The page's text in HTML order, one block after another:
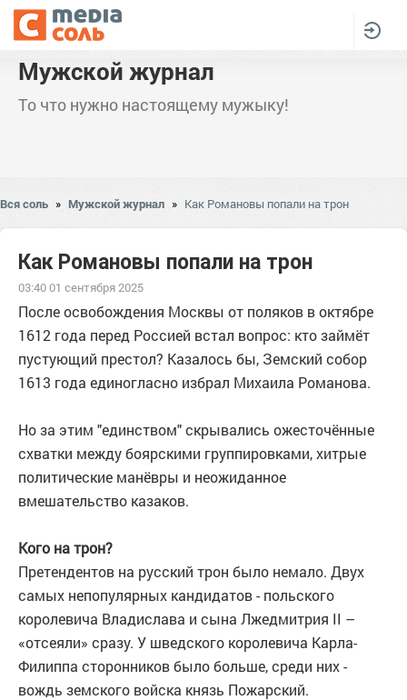
Мужской журнал
То что нужно настоящему мужыку!
Вся соль » Мужской журнал » Как Романовы попали на трон
Как Романовы попали на трон
03:40 01 сентября 2025
После освобождения Москвы от поляков в октябре
1612 года перед Россией встал вопрос: кто займёт
пустующий престол? Казалось бы, Земский собор
1613 года единогласно избрал Михаила Романова.
Но за этим "единством" скрывались ожесточённые
схватки между боярскими группировками, хитрые
политические манёвры и неожиданное
вмешательство казаков.
Кого на трон?
Претендентов на русский трон было немало. Двух
самых непопулярных кандидатов - польского
королевича Владислава и сына Лжедмитрия II –
«отсеяли» сразу. У шведского королевича Карла-
Филиппа сторонников было больше, среди них -
вождь земского войска князь Пожарский.